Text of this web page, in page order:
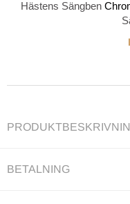
Hästens Sängben
BETALNING